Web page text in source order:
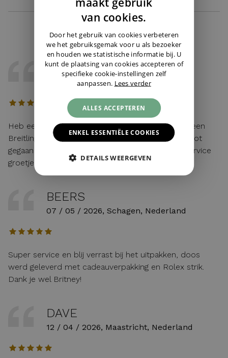
KRISTOF
22 / 05 / 2026, Belgie
Heb eerst gebeld met Cindy voor wat uitleg van een
Breitling en alles vlot verlopen achteraf en zeer vlot
gegaan voor de levering Juwelier Burger is Top service
groetjes Kristof
BEERS
07 / 05 / 2026, Schagen, Nederland
Super service en blij verrast bij het uitpakken, doos
werd geleverd met cadeauverpakking en Rolex strik.
Dank je wel Britney!
DAVE
12 / 04 / 2026, Maastricht, Nederland
GERMAN
van cookies.
Door het gebruik van cookies verbeteren
we het gebruiksgemak voor u als bezoeker
en houden we statistische informatie bij. U
kunt de plaatsing van cookies accepteren of
specifieke cookie-instellingen zelf
aanpassen. Lees verder
ALLES ACCEPTEREN
ENKEL ESSENTIËLE COOKIES
DETAILS WEERGEVEN